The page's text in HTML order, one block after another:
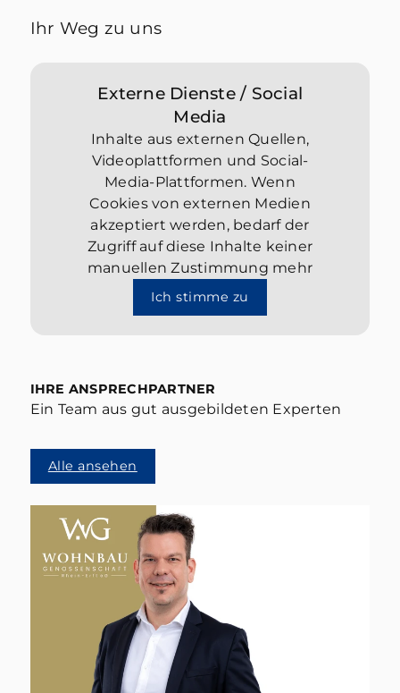
Ihr Weg zu uns
Externe Dienste / Social
Media
Inhalte aus externen Quellen,
Videoplattformen und Social-
Media-Plattformen. Wenn
Cookies von externen Medien
akzeptiert werden, bedarf der
Zugriff auf diese Inhalte keiner
manuellen Zustimmung mehr
Ich stimme zu
IHRE ANSPRECHPARTNER
Ein Team aus gut ausgebildeten Experten
Alle ansehen